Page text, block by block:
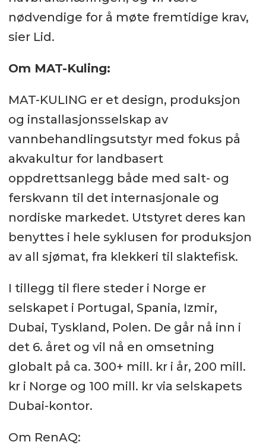
nødvendige for å møte fremtidige krav,
sier Lid.
Om MAT-Kuling:
MAT-KULING er et design, produksjon
og installasjonsselskap av
vannbehandlings­utstyr med fokus på
akvakultur for landbasert
oppdrettsanlegg både med salt- og
ferskvann til det internasjonale og
nordiske markedet. Utstyret deres kan
benyttes i hele syklusen for produksjon
av all sjømat, fra klekkeri til slaktefisk.
I tillegg til flere steder i Norge er
selskapet i Portugal, Spania, Izmir,
Dubai, Tyskland, Polen. De går nå inn i
det 6. året og vil nå en omsetning
globalt på ca. 300+ mill. kr i år, 200 mill.
kr i Norge og 100 mill. kr via selskapets
Dubai-kontor.
Om RenAQ: